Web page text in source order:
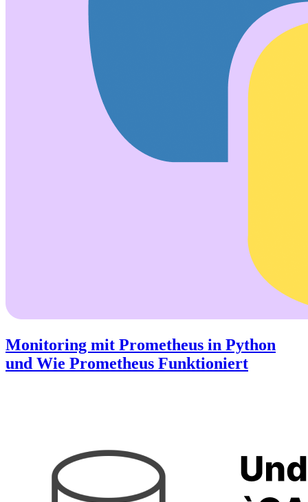
Monitoring mit Prometheus in Python
und Wie Prometheus Funktioniert